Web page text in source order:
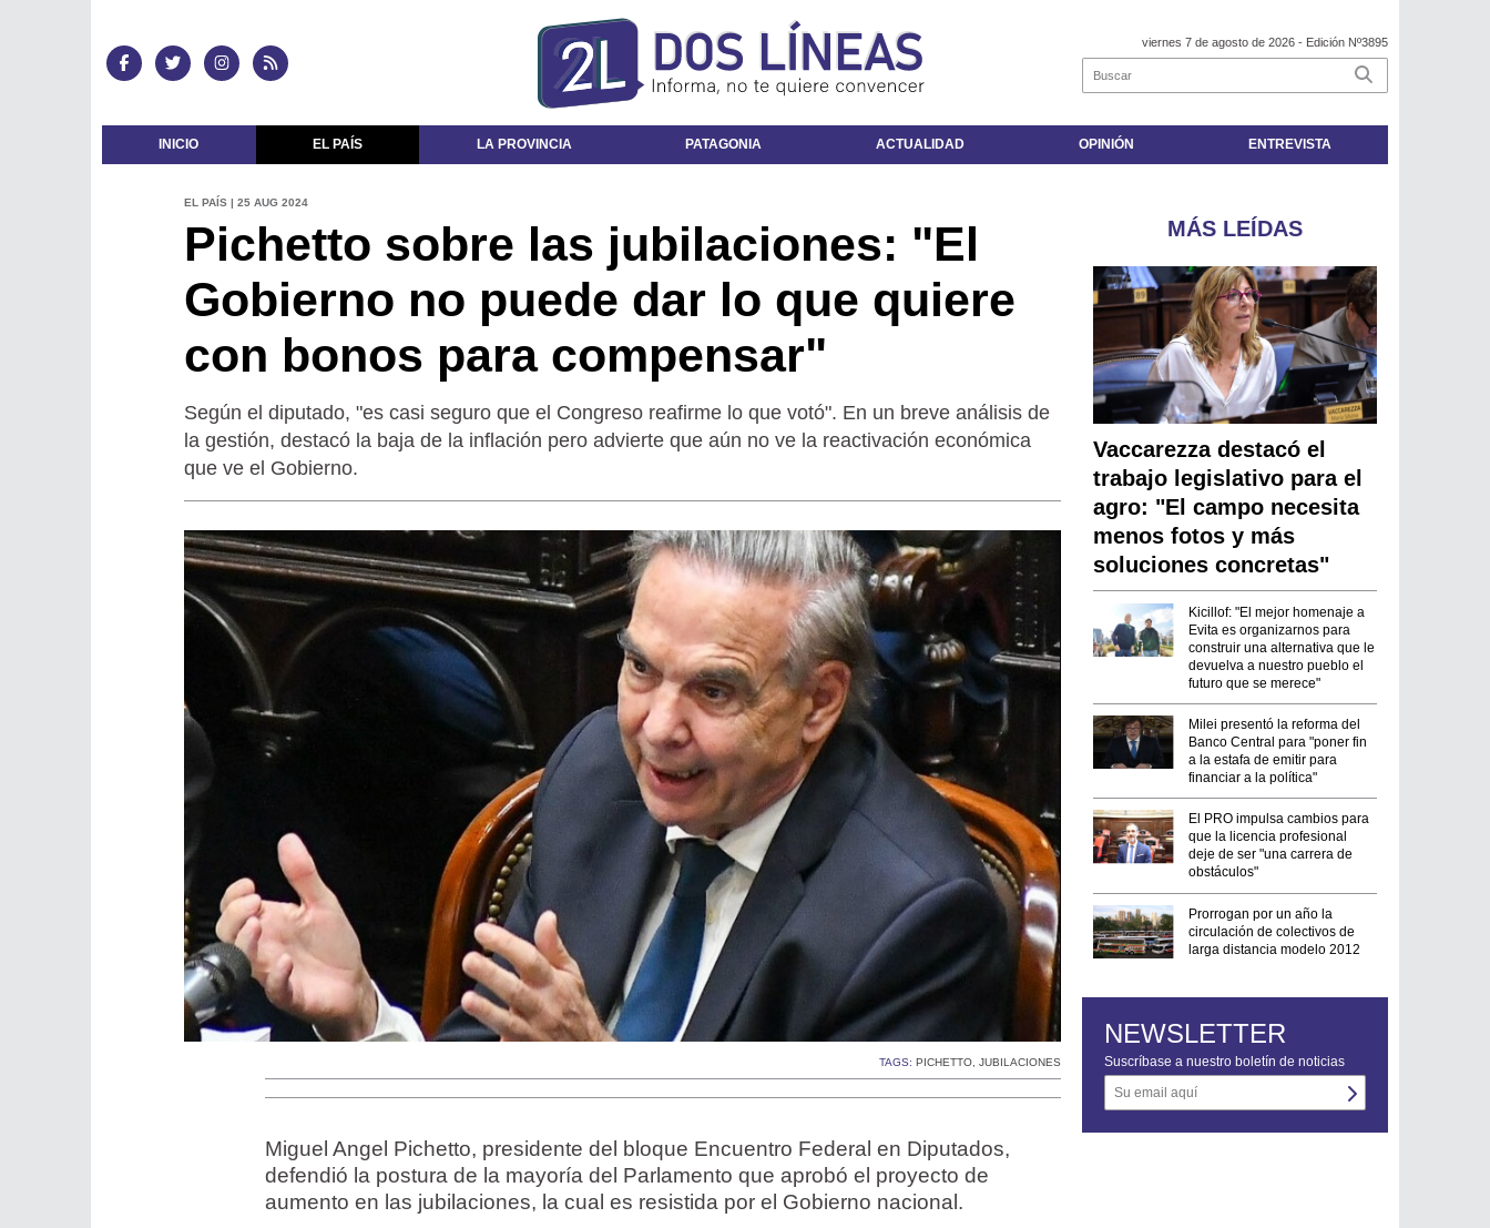
viernes 7 de agosto de 2026 - Edición Nº3895
INICIO EL PAÍS LA PROVINCIA PATAGONIA ACTUALIDAD OPINIÓN ENTREVISTA
EL PAÍS | 25 AUG 2024
Pichetto sobre las jubilaciones: "El
Gobierno no puede dar lo que quiere
con bonos para compensar"
Según el diputado, "es casi seguro que el Congreso reafirme lo que votó". En un breve análisis de
la gestión, destacó la baja de la inflación pero advierte que aún no ve la reactivación económica
que ve el Gobierno.
TAGS:PICHETTO ,JUBILACIONES
Miguel Angel Pichetto, presidente del bloque Encuentro Federal en Diputados,
defendió la postura de la mayoría del Parlamento que aprobó el proyecto de
aumento en las jubilaciones, la cual es resistida por el Gobierno nacional.
MÁS LEÍDAS
Vaccarezza destacó el
trabajo legislativo para el
agro: "El campo necesita
menos fotos y más
soluciones concretas"
Kicillof: "El mejor homenaje a
Evita es organizarnos para
construir una alternativa que le
devuelva a nuestro pueblo el
futuro que se merece"
Milei presentó la reforma del
Banco Central para "poner fin
a la estafa de emitir para
financiar a la política"
El PRO impulsa cambios para
que la licencia profesional
deje de ser "una carrera de
obstáculos"
Prorrogan por un año la
circulación de colectivos de
larga distancia modelo 2012
NEWSLETTER
Suscríbase a nuestro boletín de noticias